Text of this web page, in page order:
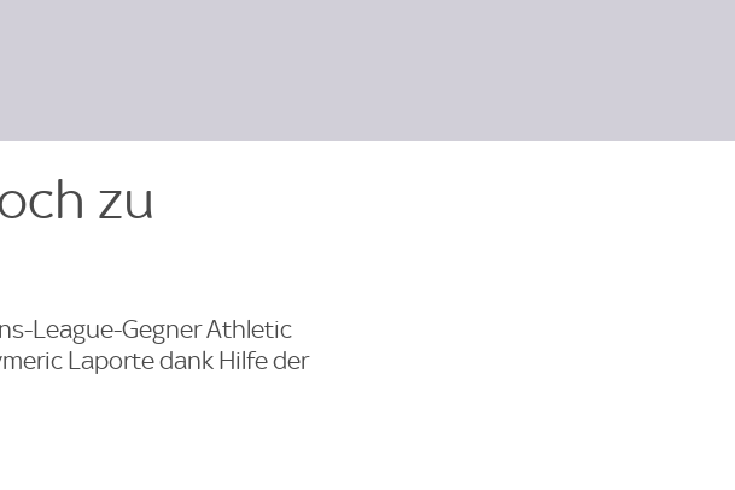
zu
League-Gegner Athletic
Laporte dank Hilfe der